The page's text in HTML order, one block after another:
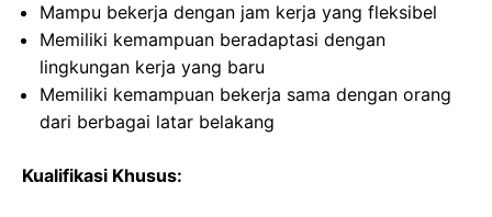
Mampu bekerja dengan jam kerja yang fleksibel
Memiliki kemampuan beradaptasi dengan
lingkungan kerja yang baru
Memiliki kemampuan bekerja sama dengan orang
dari berbagai latar belakang
Kualifikasi Khusus: